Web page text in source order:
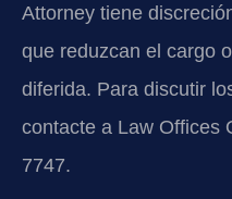
Attorney tiene
que reduzcan el cargo
diferida. Para discutir
contacte a Law Offices
7747.